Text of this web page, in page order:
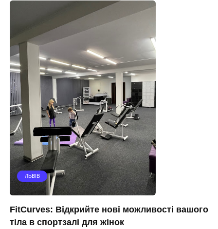
ЛЬВІВ
FitCurves: Відкрийте нові можливості вашого
тіла в спортзалі для жінок